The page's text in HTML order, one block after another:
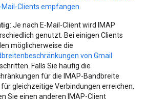
Clients empfangen
: Je nach E‑Mail-Client wird IMAP
genutzt. Bei einigen Clients
möglicherweise die
von Gmail
Falls Sie häufig die
für die IMAP-Bandbreite
gleichzeitige Verbindungen erreichen,
Sie einen anderen IMAP-Client